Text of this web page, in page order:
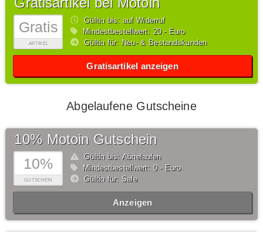
Gratis
ARTIKEL
Gültig bis: auf Widerruf
Mindestbestellwert: 20,- Euro
Gültig für: Neu- & Bestandskunden
Gratisartikel anzeigen
Abgelaufene Gutscheine
10%
GUTSCHEIN
10% Motoin Gutschein
Gültig bis: Abgelaufen
Mindestbestellwert: 0,- Euro
Gültig für: Sale
Anzeigen